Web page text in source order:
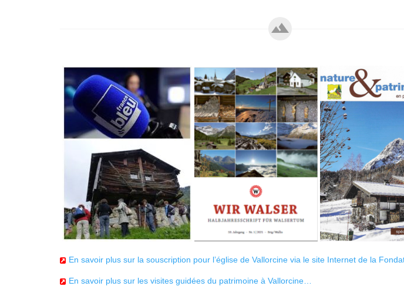
En savoir plus sur la souscription pour l’église de Vallorcine via le site Internet de la
En savoir plus sur les visites guidées du patrimoine à Vallorcine…